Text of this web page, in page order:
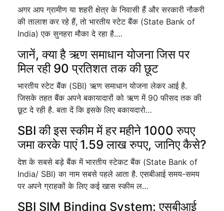
अगर आप ग्रामीण या शहरी क्षेत्र के निवासी हैं और सरकारी नौकरी
की तालाश कर रहे हैं, तो भारतीय स्टेट बैंक (State Bank of
India) एक सुनहरा मौका दे रहा है.…
जानें, क्या है ऋण समाधान योजना जिस पर
मिल रही 90 प्रतिशत तक की छूट
भारतीय स्टेट बैंक (SBI) ऋण समाधान योजना लेकर आई है.
जिसके तहत बैंक अपने बकायादारों को ऋण में 90 फीसद तक की
छूट दे रही है. बता दें कि इसके लिए बकायदारो…
SBI की इस स्कीम में हर महीने 1000 रुपए
जमा करके पाएं 1.59 लाख रुपए, जानिए कैसे?
देश के सबसे बड़े बैंक में भारतीय स्टेकट बैंक (State Bank of
India/ SBI) का नाम सबसे पहले आता है. एसबीआई समय-समय
पर अपने ग्राहकों के लिए कई खास स्कीम ल…
SBI SIM Binding System: एसबीआई